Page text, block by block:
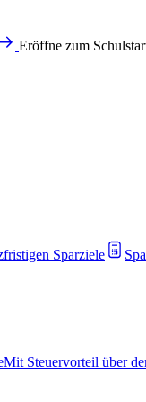
Eröffne zum
Sparziele
Mit Steuervorteil über